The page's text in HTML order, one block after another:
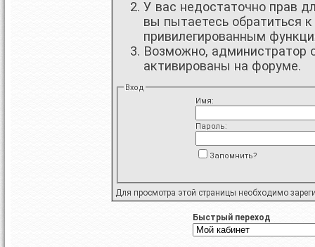
У вас недостаточно прав
вы пытаетесь обратиться
привилегированным
Возможно, администратор
активированы на форуме.
Вход
Имя:
Пароль:
Запомнить?
Для просмотра этой страницы необходимо
Быстрый переход